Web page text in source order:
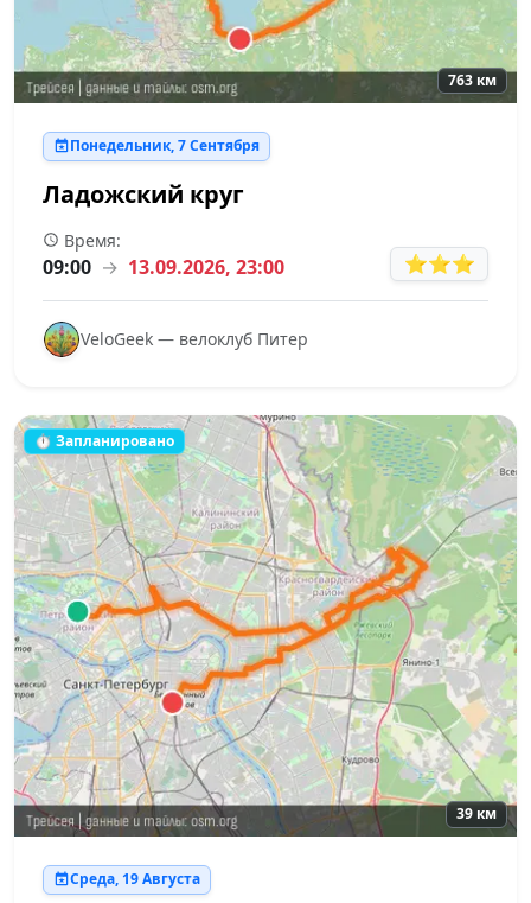
763 км
Понедельник, 7 Сентября
Ладожский круг
Время:
09:00 → 13.09.2026, 23:00 ⭐⭐⭐
VeloGeek — велоклуб Питер
⏱ Запланировано
39 км
Среда, 19 Августа